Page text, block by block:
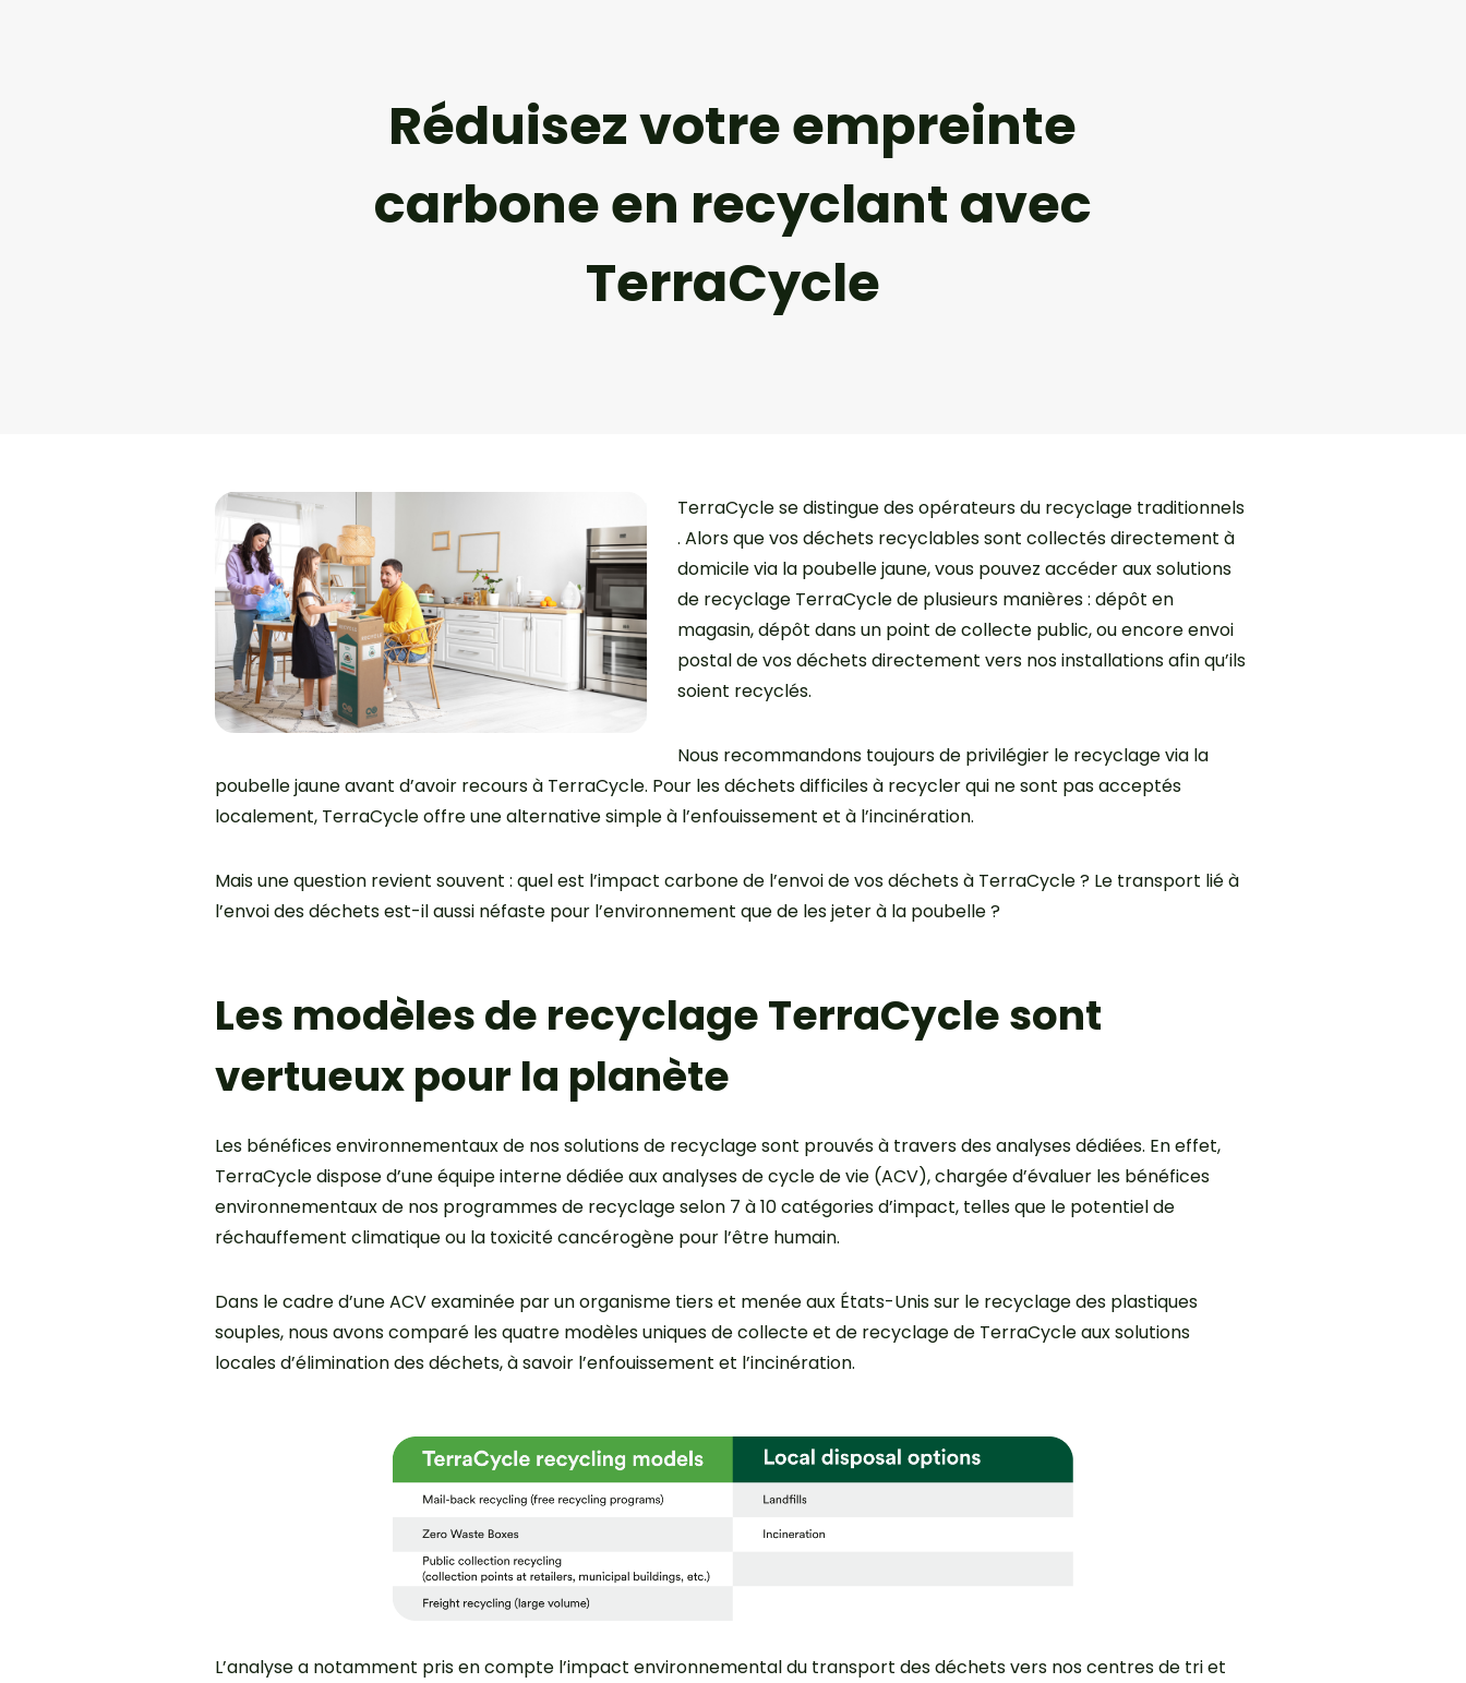
Réduisez votre empreinte
carbone en recyclant avec
TerraCycle
TerraCycle se distingue des opérateurs du recyclage traditionnels
. Alors que vos déchets recyclables sont collectés directement à
domicile via la poubelle jaune, vous pouvez accéder aux solutions
de recyclage TerraCycle de plusieurs manières : dépôt en
magasin, dépôt dans un point de collecte public, ou encore envoi
postal de vos déchets directement vers nos installations afin qu’ils
soient recyclés.
Nous recommandons toujours de privilégier le recyclage via la
poubelle jaune avant d’avoir recours à TerraCycle. Pour les déchets difficiles à recycler qui ne sont pas acceptés
localement, TerraCycle offre une alternative simple à l’enfouissement et à l’incinération.
Mais une question revient souvent : quel est l’impact carbone de l’envoi de vos déchets à TerraCycle ? Le transport lié à
l’envoi des déchets est-il aussi néfaste pour l’environnement que de les jeter à la poubelle ?
Les modèles de recyclage TerraCycle sont
vertueux pour la planète
Les bénéfices environnementaux de nos solutions de recyclage sont prouvés à travers des analyses dédiées. En effet,
TerraCycle dispose d’une équipe interne dédiée aux analyses de cycle de vie (ACV), chargée d’évaluer les bénéfices
environnementaux de nos programmes de recyclage selon 7 à 10 catégories d’impact, telles que le potentiel de
réchauffement climatique ou la toxicité cancérogène pour l’être humain.
Dans le cadre d’une ACV examinée par un organisme tiers et menée aux États-Unis sur le recyclage des plastiques
souples, nous avons comparé les quatre modèles uniques de collecte et de recyclage de TerraCycle aux solutions
locales d’élimination des déchets, à savoir l’enfouissement et l’incinération.
L’analyse a notamment pris en compte l’impact environnemental du transport des déchets vers nos centres de tri et